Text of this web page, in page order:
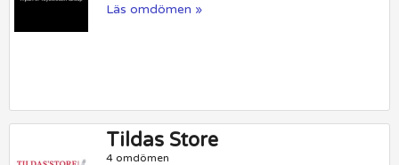
Läs omdömen »
Tildas Store
4 omdömen